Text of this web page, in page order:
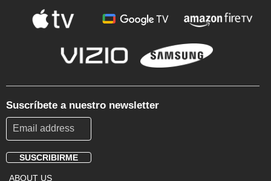
Suscríbete a nuestro newsletter
SUSCRIBIRME
ABOUT US